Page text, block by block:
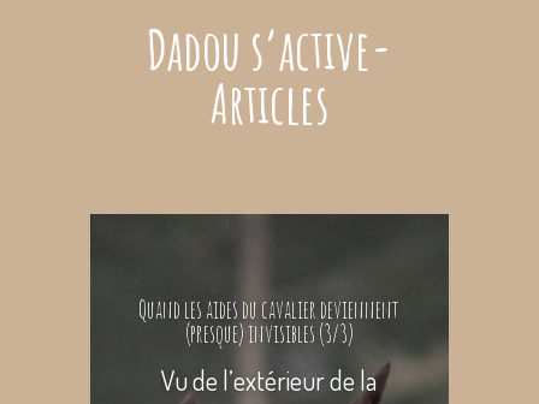
Dadou s’active-
Articles
Quand les aides du cavalier deviennent
(presque) invisibles (3/3)
Vu de l’extérieur de la